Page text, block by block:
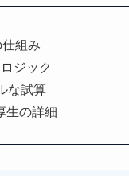
組み
ジック
な試算
生の詳細